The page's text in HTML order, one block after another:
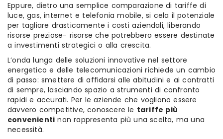
Eppure, dietro una semplice comparazione di tariffe di
luce, gas, internet e telefonia mobile, si cela il potenziale
per tagliare drasticamente i costi aziendali, liberando
risorse preziose- risorse che potrebbero essere destinate
a investimenti strategici o alla crescita.
L’onda lunga delle soluzioni innovative nel settore
energetico e delle telecomunicazioni richiede un cambio
di passo: smettere di affidarsi alle abitudini e ai contratti
di sempre, lasciando spazio a strumenti di confronto
rapidi e accurati. Per le aziende che vogliono essere
davvero competitive, conoscere le tariffe più
convenienti non rappresenta più una scelta, ma una
necessità.